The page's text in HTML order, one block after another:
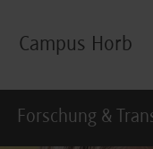
Campus Horb
Forschung &